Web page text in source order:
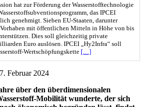
hat zur Förderung der Wasserstofftechnologie
das IPCEI
genehmigt. Sieben EU-Staaten, darunter
mit öffentlichen Mitteln in Höhe von bis
Dies soll gleichzeitig private
Euro auslösen. IPCEI „Hy2Infra“ soll
Wertschöpfungskette […]
Februar 2024
über den überdimensionalen
Mobilität wunderte, der sich